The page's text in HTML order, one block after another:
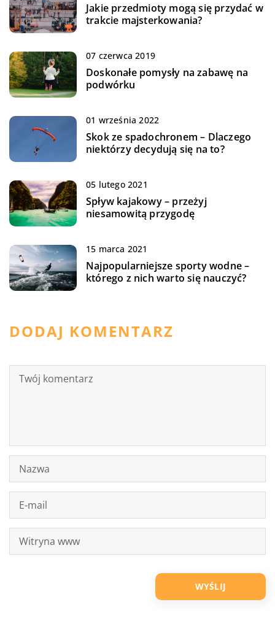
Jakie przedmioty mogą się przydać w
trakcie majsterkowania?
07 czerwca 2019
Doskonałe pomysły na zabawę na
podwórku
01 września 2022
Skok ze spadochronem – Dlaczego
niektórzy decydują się na to?
05 lutego 2021
Spływ kajakowy – przeżyj
niesamowitą przygodę
15 marca 2021
Najpopularniejsze sporty wodne –
którego z nich warto się nauczyć?
DODAJ KOMENTARZ